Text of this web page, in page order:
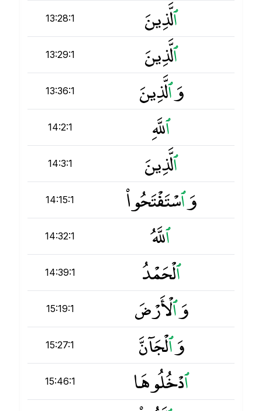
13:28:1 ٱلَّذِينَ
13:29:1 ٱلَّذِينَ
13:36:1 وَٱلَّذِينَ
14:2:1 ٱللَّهِ
14:3:1 ٱلَّذِينَ
14:15:1 وَٱسْتَفْتَحُوا۟
14:32:1 ٱللَّهُ
14:39:1 ٱلْحَمْدُ
15:19:1 وَٱلْأَرْضَ
15:27:1 وَٱلْجَآنَّ
15:46:1 ٱدْخُلُوهَا